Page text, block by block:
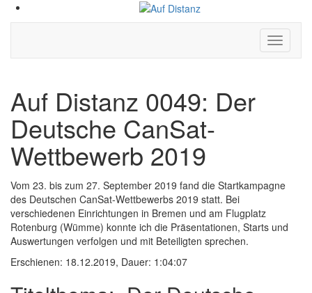
ein-/
Auf Distanz 0049: Der
Deutsche CanSat-
Wettbewerb 2019
Vom 23. bis zum 27. September 2019 fand die Startkampagne
des Deutschen CanSat-Wettbewerbs 2019 statt. Bei
verschiedenen Einrichtungen in Bremen und am Flugplatz
Rotenburg (Wümme) konnte ich die Präsentationen, Starts und
Auswertungen verfolgen und mit Beteiligten sprechen.
Erschienen: 18.12.2019, Dauer: 1:04:07